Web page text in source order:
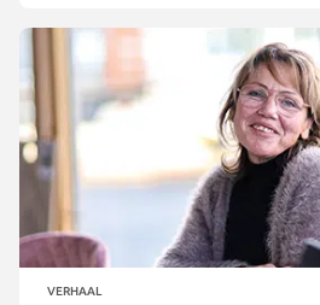
Otolift Line
VERHAAL